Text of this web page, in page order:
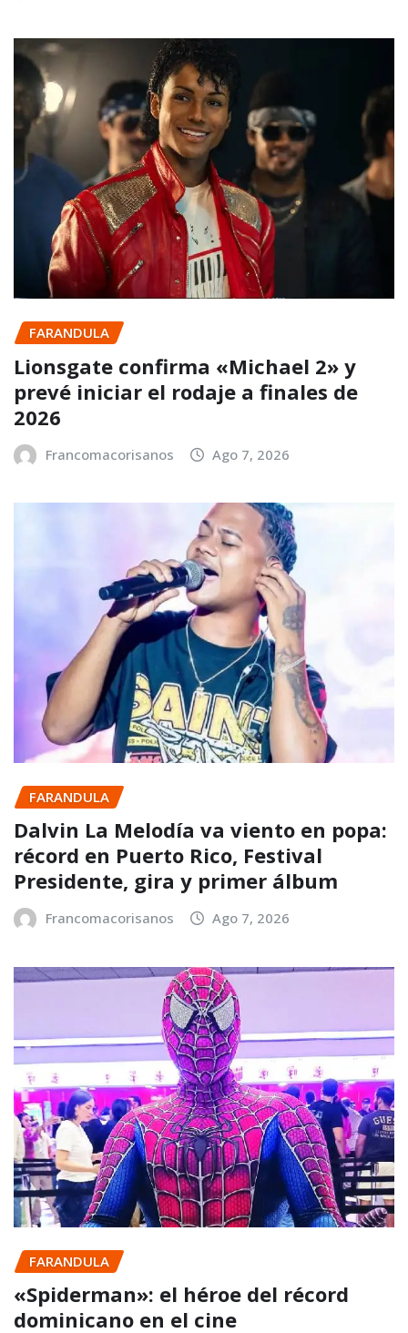
FARANDULA
Lionsgate confirma «Michael 2» y
prevé iniciar el rodaje a finales de
2026
Francomacorisanos Ago 7, 2026
FARANDULA
Dalvin La Melodía va viento en popa:
récord en Puerto Rico, Festival
Presidente, gira y primer álbum
Francomacorisanos Ago 7, 2026
FARANDULA
«Spiderman»: el héroe del récord
dominicano en el cine